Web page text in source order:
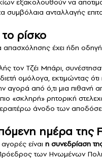
εξακολουθούν να
ανταλλαγής
ρίσκο
απασχόλησης έχει ήδη
τον Τζέι Μπάρι,
ομόλογα, εκτιμώντας
αγορά από ό,τι μια πιθανή
«σκληρή» ρητορική
άνοδο των
ημέρα της
είναι η συνεδρίαση
των Ηνωμένων